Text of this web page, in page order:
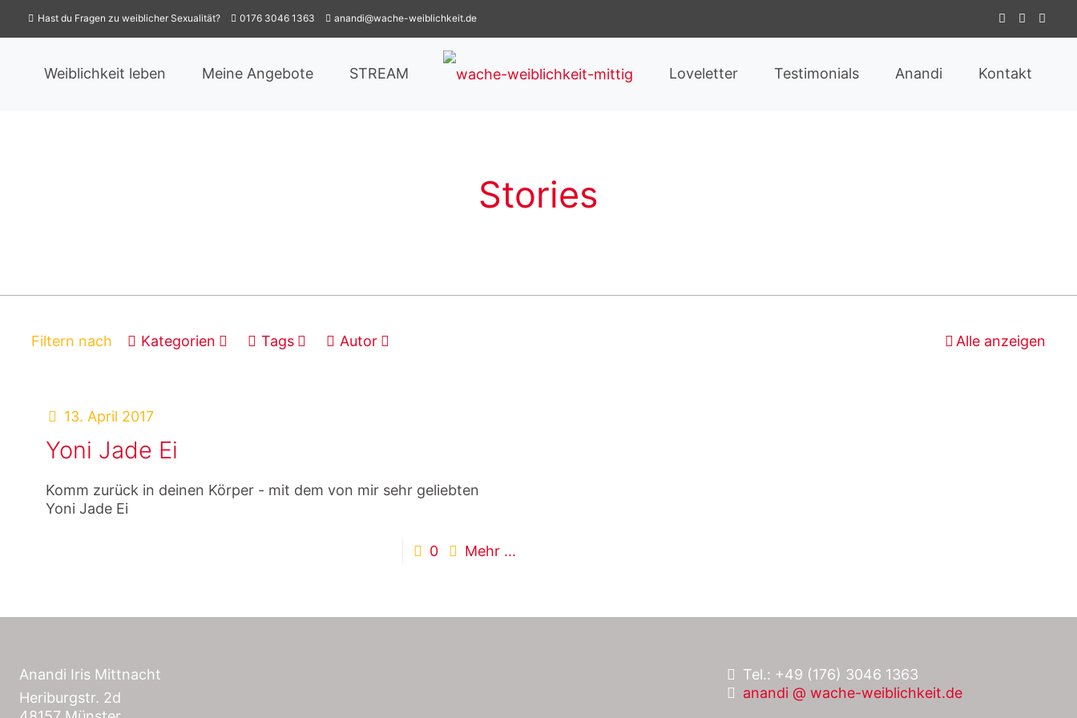
Hast du Fragen zu weiblicher Sexualität? 0176 3046 1363 anandi@wache-weiblichkeit.de
Weiblichkeit leben Meine Angebote STREAM Loveletter Testimonials Anandi Kontakt
Stories
Filtern nach Kategorien Tags Autor Alle anzeigen
13. April 2017
Yoni Jade Ei
Komm zurück in deinen Körper - mit dem von mir sehr geliebten
Yoni Jade Ei
0 Mehr ...
Anandi Iris Mittnacht
Heriburgstr. 2d
Tel.: +49 (176) 3046 1363
anandi @ wache-weiblichkeit.de